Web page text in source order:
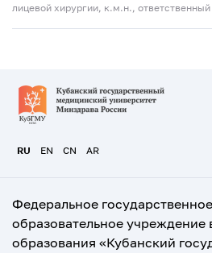
лицевой хирургии, к.м.н.,
RU EN CN AR
Федеральное
образовательное учреждение
образования «Кубанский